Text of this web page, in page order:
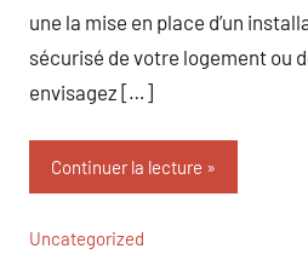
une la mise en place d’un
sécurisé de votre logement ou
envisagez […]
Continuer la lecture
Uncategorized